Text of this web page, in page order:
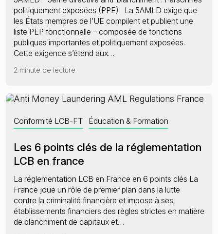
politiquement exposées (PPE) La 5AMLD exige que
les États membres de l’UE compilent et publient une
liste PEP fonctionnelle – composée de fonctions
publiques importantes et politiquement exposées.
Cette exigence s’étend aux…
2 minute de lecture
Conformité LCB-FT Éducation & Formation
Les 6 points clés de la réglementation
LCB en france
La réglementation LCB en France en 6 points clés La
France joue un rôle de premier plan dans la lutte
contre la criminalité financière et impose à ses
établissements financiers des règles strictes en matière
de blanchiment de capitaux et…